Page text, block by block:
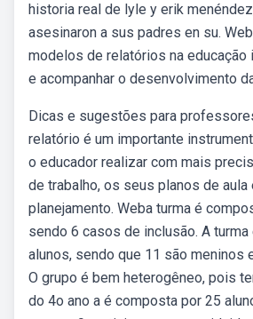
historia real de lyle y erik
asesinaron a sus padres en su.
modelos de relatórios na educação
e acompanhar o desenvolvimento
Dicas e sugestões para
relatório é um importante
o educador realizar com mais
de trabalho, os seus planos de aula
planejamento. Weba turma é
sendo 6 casos de inclusão. A
alunos, sendo que 11 são meninos
O grupo é bem heterogêneo, pois
do 4o ano a é composta por 25